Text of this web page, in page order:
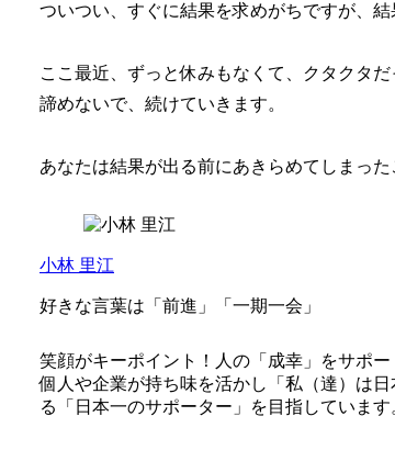
ついつい、すぐに結果を求めがちですが、
ここ最近、ずっと休みもなくて、クタクタ
諦めないで、続けていきます。
あなたは結果が出る前にあきらめてしまった
小林 里江
好きな言葉は「前進」「一期一会」
笑顔がキーポイント！人の「成幸」をサポ
個人や企業が持ち味を活かし「私（達）は
る「日本一のサポーター」を目指しています